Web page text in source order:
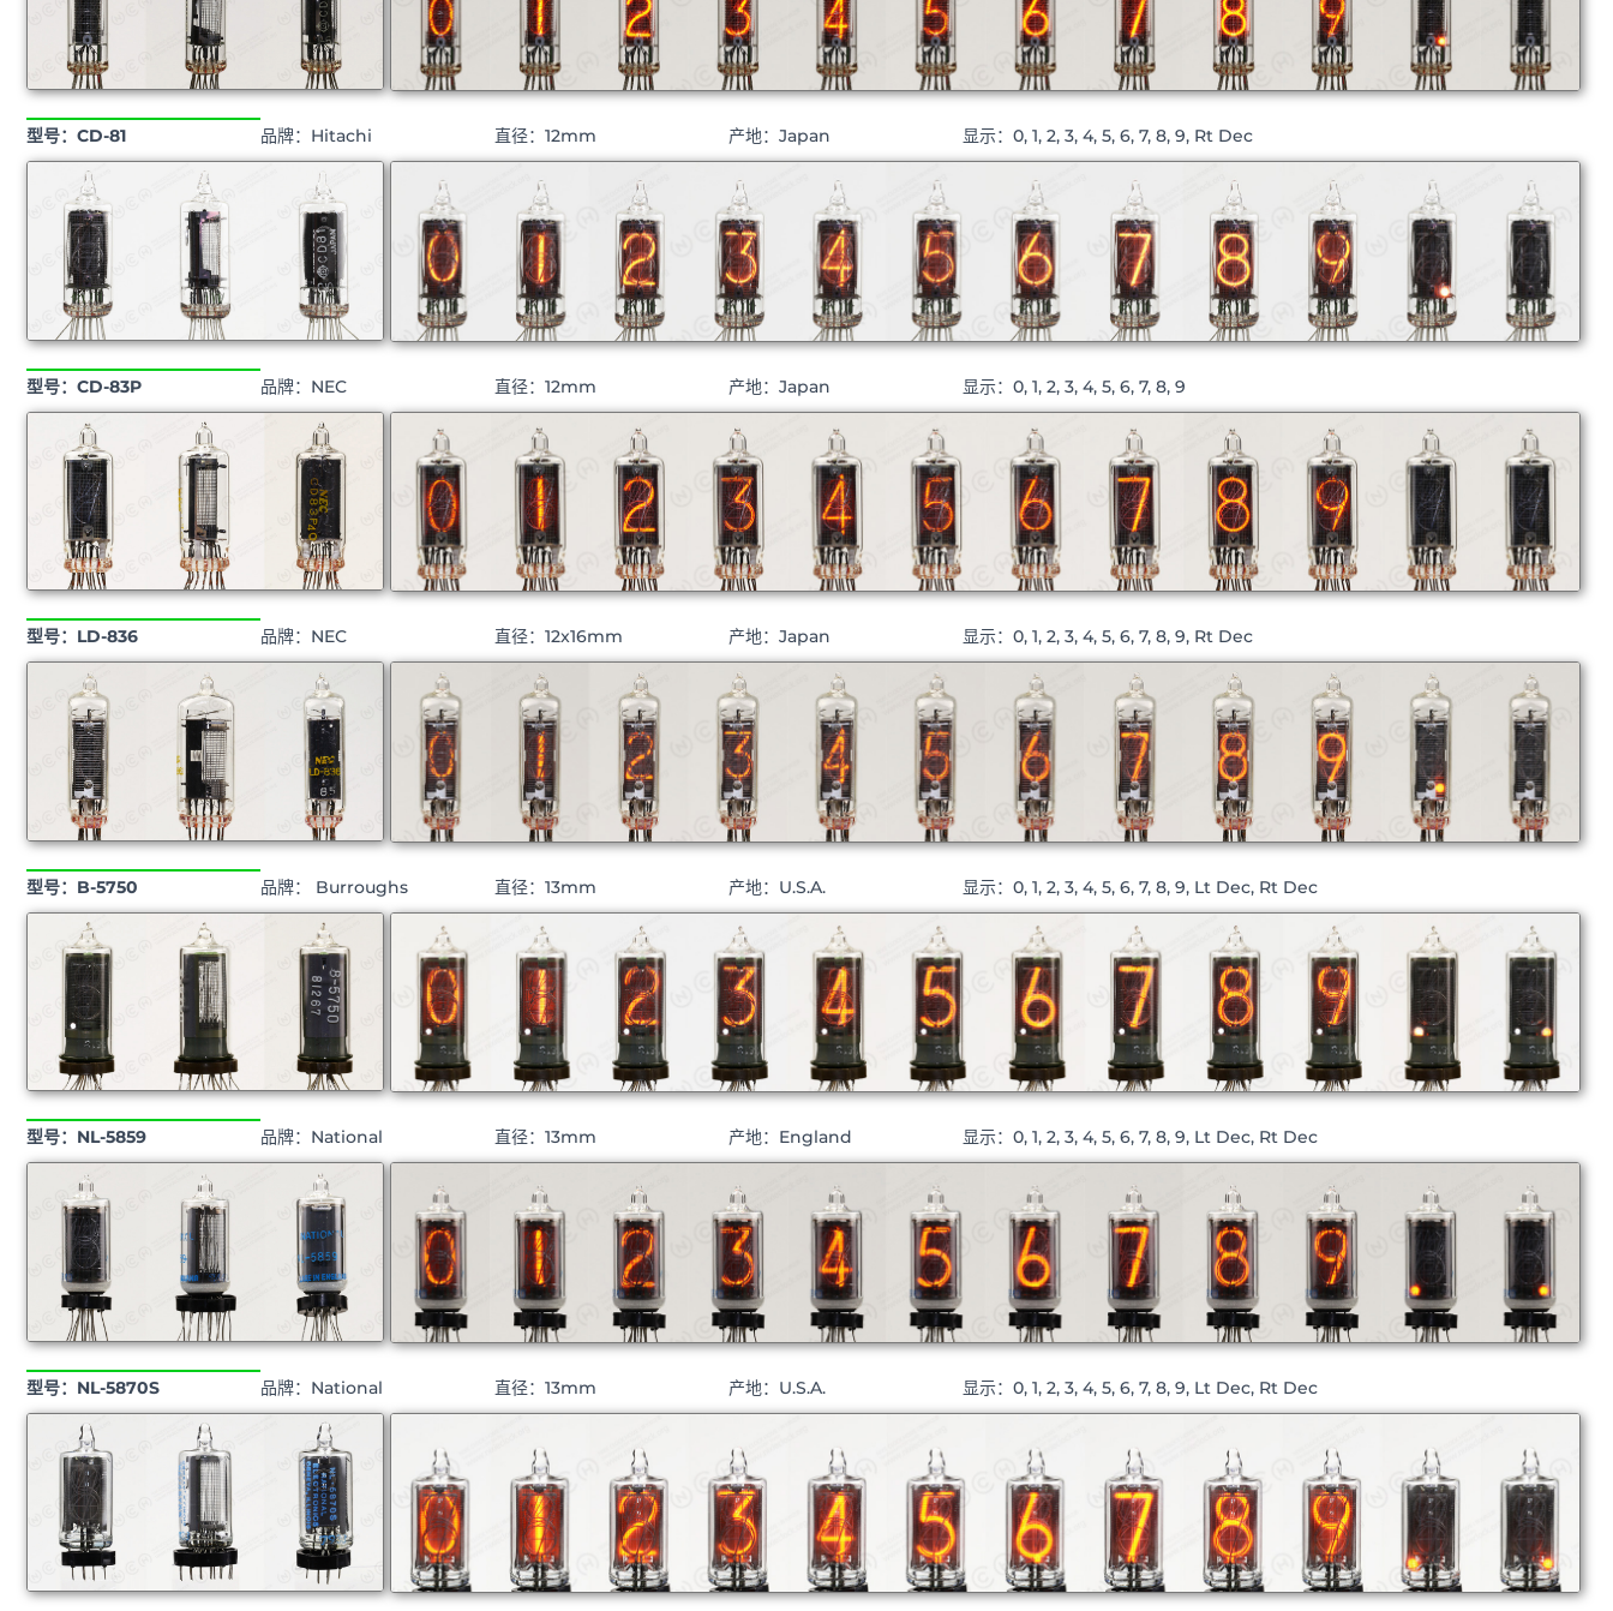
型号：CD-81 品牌：Hitachi 直径：12mm 产地：Japan 显示：0, 1, 2, 3, 4, 5, 6, 7, 8, 9, Rt Dec
型号：CD-83P 品牌：NEC 直径：12mm 产地：Japan 显示：0, 1, 2, 3, 4, 5, 6, 7, 8, 9
型号：LD-836 品牌：NEC 直径：12x16mm 产地：Japan 显示：0, 1, 2, 3, 4, 5, 6, 7, 8, 9, Rt Dec
型号：B-5750 品牌： Burroughs 直径：13mm 产地：U.S.A. 显示：0, 1, 2, 3, 4, 5, 6, 7, 8, 9, Lt Dec, Rt Dec
型号：NL-5859 品牌：National 直径：13mm 产地：England 显示：0, 1, 2, 3, 4, 5, 6, 7, 8, 9, Lt Dec, Rt Dec
型号：NL-5870S 品牌：National 直径：13mm 产地：U.S.A. 显示：0, 1, 2, 3, 4, 5, 6, 7, 8, 9, Lt Dec, Rt Dec